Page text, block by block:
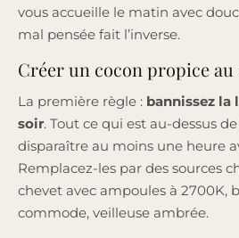
vous accueille le matin avec
mal pensée fait l’inverse.
Créer un cocon propice au
La première règle : bannissez la
soir. Tout ce qui est au-dessus
disparaître au moins une heure
Remplacez-les par des sources
chevet avec ampoules à 2700K,
commode, veilleuse ambrée.